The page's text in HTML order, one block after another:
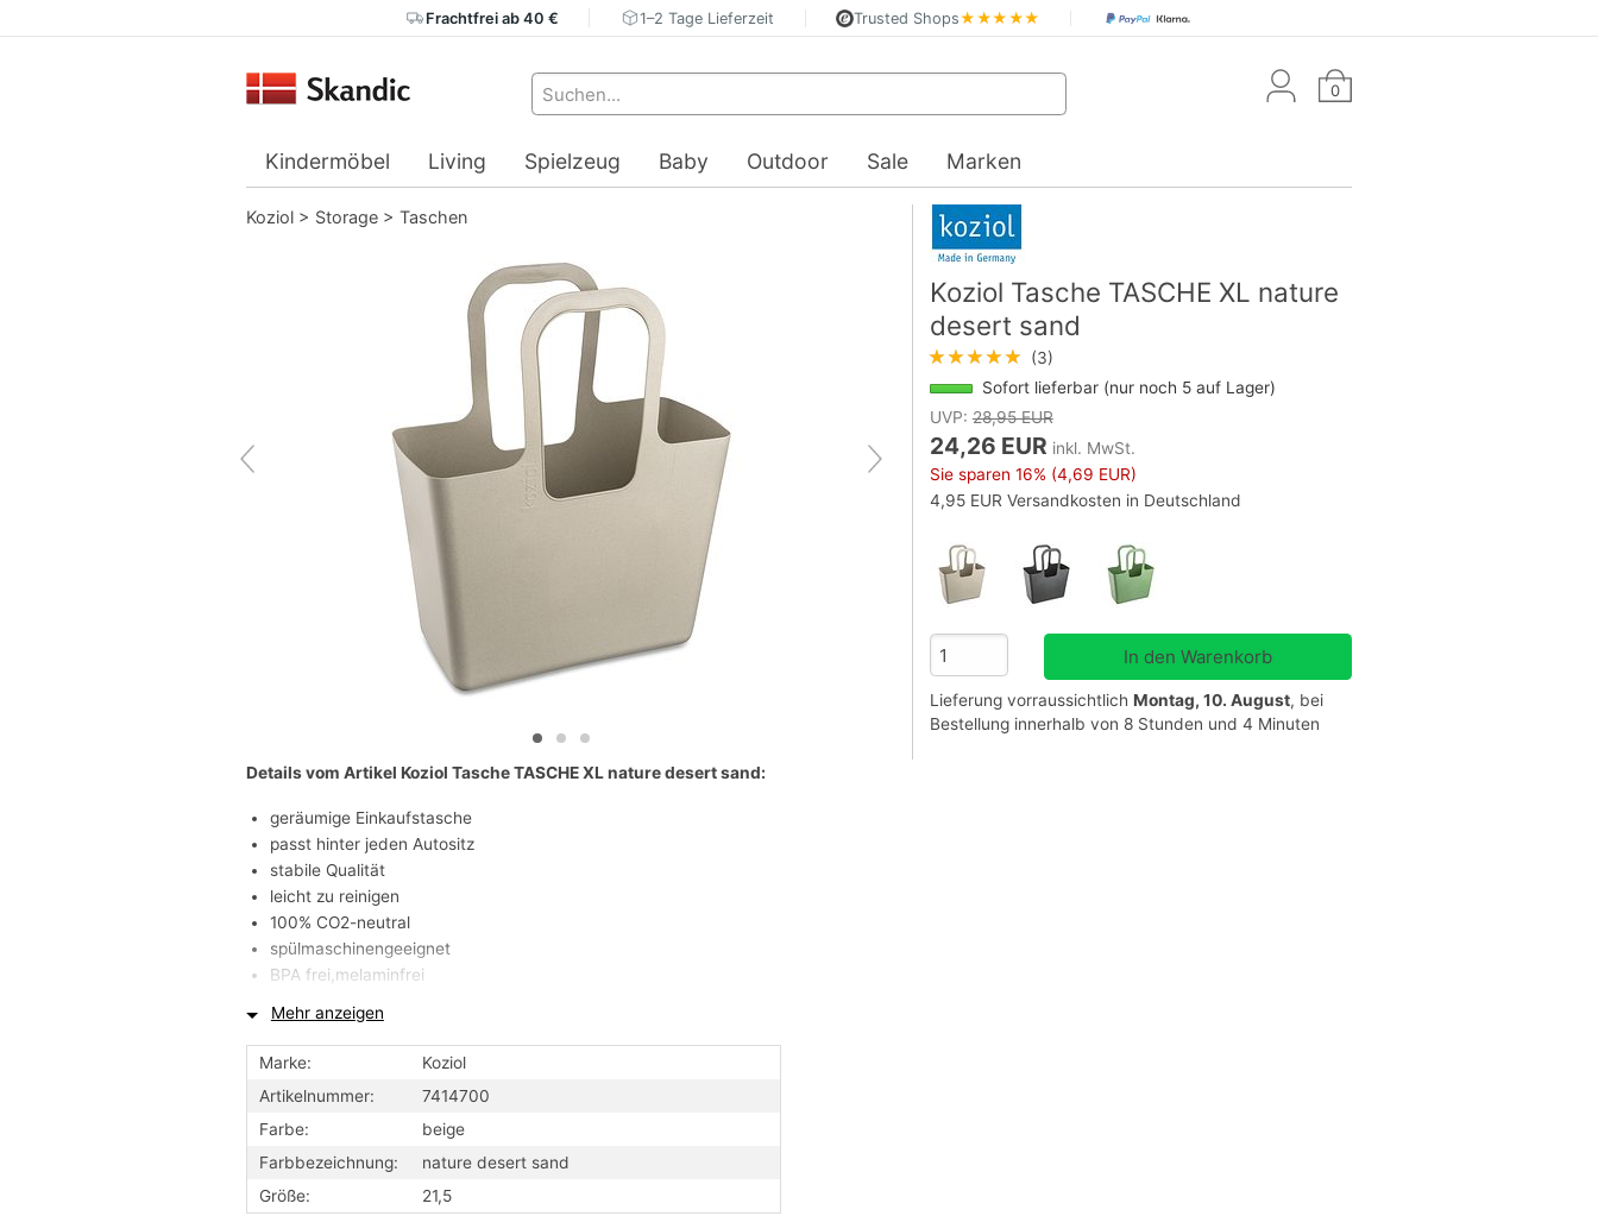
Frachtfrei ab 40 € 1–2 Tage Lieferzeit Trusted Shops★★★★★
0
Kindermöbel Living Spielzeug Baby Outdoor Sale Marken
Koziol > Storage > Taschen
Koziol Tasche TASCHE XL nature
desert sand
★★★★★
(3)
Sofort lieferbar (nur noch 5 auf Lager)
UVP:28,95 EUR
24,26 EUR inkl. MwSt.
Sie sparen 16% (4,69 EUR)
4,95 EUR Versandkosten in Deutschland
Lieferung vorraussichtlich Montag, 10. August, bei
Bestellung innerhalb von 8 Stunden und 4 Minuten
Details vom Artikel Koziol Tasche TASCHE XL nature desert sand:
geräumige Einkaufstasche
passt hinter jeden Autositz
stabile Qualität
leicht zu reinigen
100% CO2-neutral
spülmaschinengeeignet
BPA frei,melaminfrei
TASCHE XL begeistert durch ihr großes Volumen und ihr geringes Eigengewicht
und ist einfach ideal für den Wochenendeinkauf. Ihre Form ist inspiriert durch den
klassischen Einkaufskorb, sie ist jedoch wesentlich handlicher im Format und
dadurch deutlich bequemer zu tragen. Da passt ordentlich was rein und sie sieht
zudem noch äußerst stylish aus.
Mehr anzeigen
Marke:
Koziol
Artikelnummer:
7414700
Farbe:
beige
Farbbezeichnung:
nature desert sand
Größe:
21,5